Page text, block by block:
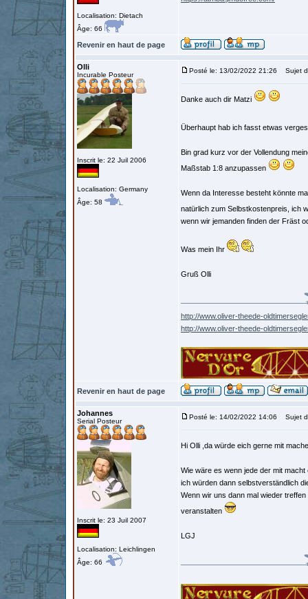
Localisation: Dietach
Âge: 66
Revenir en haut de page
Olli
Incurable Posteur
Inscrit le: 22 Juil 2006
Localisation: Germany
Âge: 58
Posté le: 13/02/2022 21:26 Sujet
Danke auch dir Matzi
Überhaupt hab ich fasst etwas
Bin grad kurz vor der Vollendung
Maßstab 1:8 anzupassen
Wenn da Interesse besteht könnte
natürlich zum Selbstkostenpreis, ich
wenn wir jemanden finden der Fräst
Was mein Ihr
Gruß Olli
http://www.oliver-theede-
http://www.oliver-theede-
Revenir en haut de page
Johannes
Serial Posteur
Inscrit le: 23 Juil 2007
Localisation: Leichlingen
Âge: 66
Posté le: 14/02/2022 14:06 Sujet
Hi Olli ,da würde eich gerne mit
Wie wäre es wenn jede der mit
ich würden dann selbstverständlich
Wenn wir uns dann mal wieder
veranstalten
LGJ